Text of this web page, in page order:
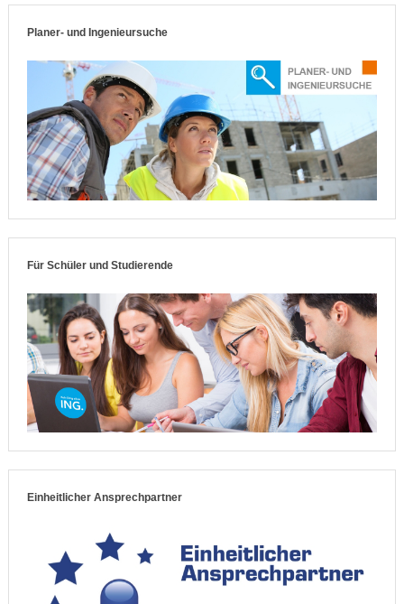
Planer- und Ingenieursuche
Für Schüler und Studierende
Einheitlicher Ansprechpartner